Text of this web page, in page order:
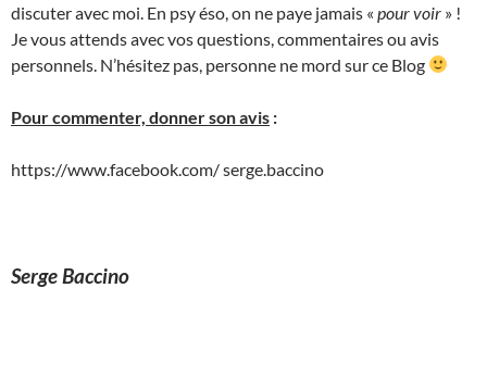
discuter avec moi. En psy éso, on ne paye jamais « pour voir » !
Je vous attends avec vos questions, commentaires ou avis
personnels. N’hésitez pas, personne ne mord sur ce Blog
Pour commenter, donner son avis :
https://www.facebook.com/ serge.baccino
Serge Baccino